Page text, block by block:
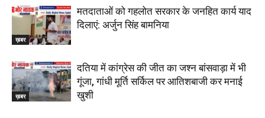
ख़बर
मतदाताओं को गहलोत सरकार के जनहित कार्य याद
दिलाएं: अर्जुन सिंह बामनिया
ख़बर
दतिया में कांग्रेस की जीत का जश्न बांसवाड़ा में भी
गूंजा, गांधी मूर्ति सर्किल पर आतिशबाजी कर मनाई
खुशी